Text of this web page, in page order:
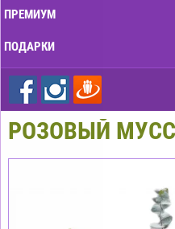
ПРЕМИУМ
ПОДАРКИ
РОЗОВЫЙ МУСС